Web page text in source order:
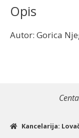
Opis
Autor: Gorica
Kancelarija: